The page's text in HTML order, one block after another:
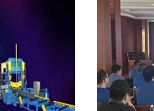
de metales